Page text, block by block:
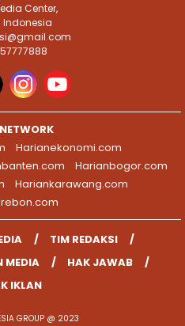
Center,
Indonesia
Harianekonomi.com
Harianbogor.com
Hariankarawang.com
TIM REDAKSI
MEDIA
HAK JAWAB
IKLAN
GROUP @ 2023